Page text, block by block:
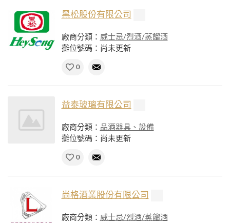
黑松股份有限公司
廠商分類： 威士忌/烈酒/蒸餾酒
攤位號碼：尚未更新
0
益泰玻璃有限公司
廠商分類： 品酒器具、設備
攤位號碼：尚未更新
0
尚格酒業股份有限公司
廠商分類： 威士忌/烈酒/蒸餾酒